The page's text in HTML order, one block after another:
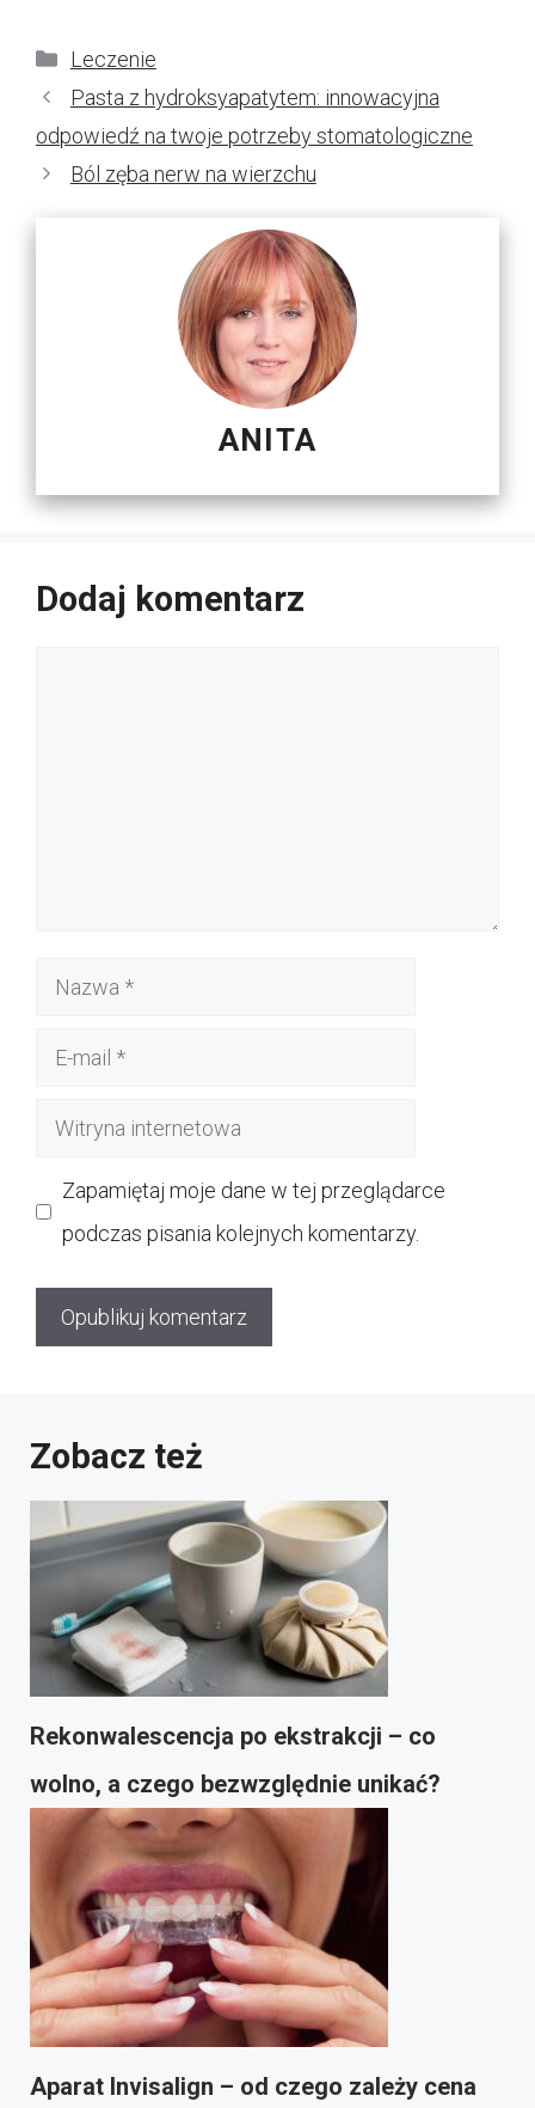
Kategorie
Leczenie
Pasta z hydroksyapatytem: innowacyjna
odpowiedź na twoje potrzeby stomatologiczne
Ból zęba nerw na wierzchu
ANITA
Dodaj komentarz
Nazwa
Witryna
Zapamiętaj moje dane w tej przeglądarce
podczas pisania kolejnych komentarzy.
Zobacz też
Rekonwalescencja po ekstrakcji – co
wolno, a czego bezwzględnie unikać?
Aparat Invisalign – od czego zależy cena